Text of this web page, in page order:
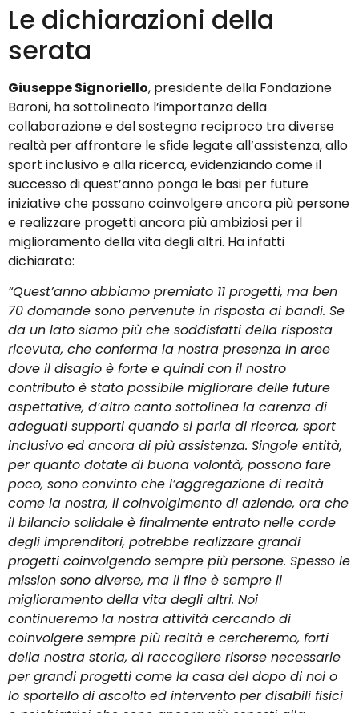
Le dichiarazioni della
serata
Giuseppe Signoriello, presidente della Fondazione
Baroni, ha sottolineato l’importanza della
collaborazione e del sostegno reciproco tra diverse
realtà per affrontare le sfide legate all’assistenza, allo
sport inclusivo e alla ricerca, evidenziando come il
successo di quest’anno ponga le basi per future
iniziative che possano coinvolgere ancora più persone
e realizzare progetti ancora più ambiziosi per il
miglioramento della vita degli altri. Ha infatti
dichiarato:
“Quest’anno abbiamo premiato 11 progetti, ma ben
70 domande sono pervenute in risposta ai bandi. Se
da un lato siamo più che soddisfatti della risposta
ricevuta, che conferma la nostra presenza in aree
dove il disagio è forte e quindi con il nostro
contributo è stato possibile migliorare delle future
aspettative, d’altro canto sottolinea la carenza di
adeguati supporti quando si parla di ricerca, sport
inclusivo ed ancora di più assistenza. Singole entità,
per quanto dotate di buona volontà, possono fare
poco, sono convinto che l’aggregazione di realtà
come la nostra, il coinvolgimento di aziende, ora che
il bilancio solidale è finalmente entrato nelle corde
degli imprenditori, potrebbe realizzare grandi
progetti coinvolgendo sempre più persone. Spesso le
mission sono diverse, ma il fine è sempre il
miglioramento della vita degli altri. Noi
continueremo la nostra attività cercando di
coinvolgere sempre più realtà e cercheremo, forti
della nostra storia, di raccogliere risorse necessarie
per grandi progetti come la casa del dopo di noi o
lo sportello di ascolto ed intervento per disabili fisici